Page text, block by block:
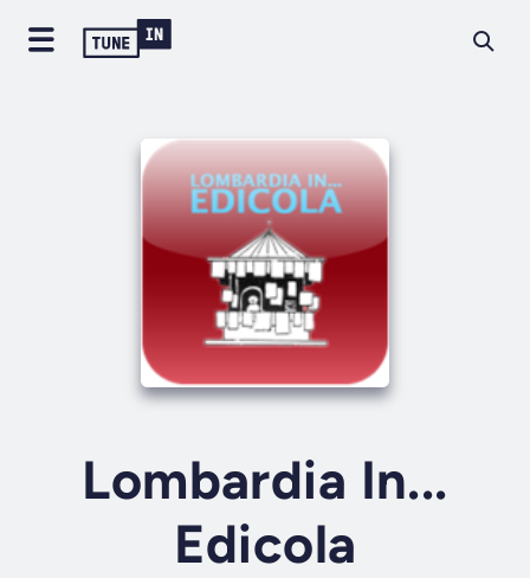
Lombardia In...
Edicola